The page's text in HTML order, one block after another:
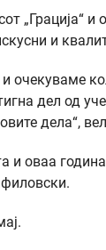
„Грација“ и
и
очекуваме
дел од
дела“,
и оваа